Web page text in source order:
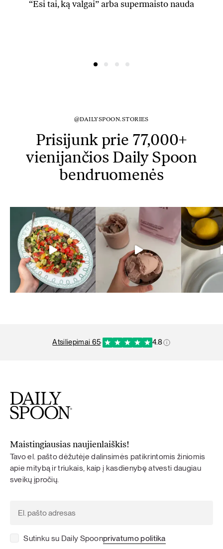
“Esi tai, ką valgai” arba supermaisto nauda
@DAILYSPOON.STORIES
Prisijunk prie 77,000+
vienijančios Daily Spoon
bendruomenės
atsiliepimai 65· 4.8
Maistingiausias naujienlaiškis!
Tavo el. pašto dėžutėje dalinsimės patikrintomis žiniomis
apie mitybą ir triukais, kaip į kasdienybę atvesti daugiau
sveikų įpročių.
Sutinku su Daily Spoonprivatumo politika